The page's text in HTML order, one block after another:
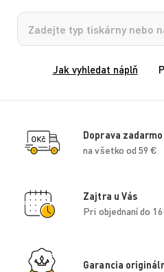
Vyhledávání
Jak vyhledat náplň
Doprava zadarmo
na všetko od 59 €
Zajtra u Vás
Pri objednaní do
Garancia